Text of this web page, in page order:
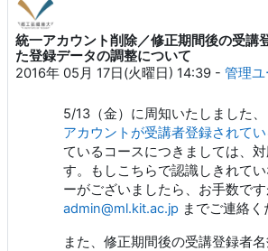
統一アカウント削除／修正期間後の受講
た登録データの調整について
2016年 05月 17日(火曜日) 14:39 - 管理
返信数: 0
5/13（金）に周知いたしました、
アカウントが受講者登録されて
ているコースにつきましては、
す。もしこちらで認識しきれて
ーがございましたら、お手数です
admin@ml.kit.ac.jp までご連絡く
また、修正期間後の受講登録者